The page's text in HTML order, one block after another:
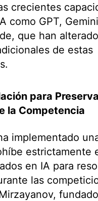
crecientes
como GPT,
que han
de estas
para
la Competencia
implementado
estrictamente
en IA para
las